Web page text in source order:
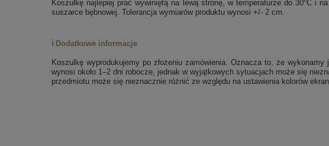
Koszulkę najlepiej prać wywiniętą na lewą stronę, w temperaturze do 30°C i
suszarce bębnowej. Tolerancja wymiarów produktu wynosi +/- 2 cm.
ℹ️ Dodatkowe informacje
Koszulkę wyprodukujemy po złożeniu zamówienia. Oznacza to, że
wynosi około 1–2 dni robocze, jednak w wyjątkowych sytuacjach może się
przedmiotu może się nieznacznie różnić ze względu na ustawienia kolorów